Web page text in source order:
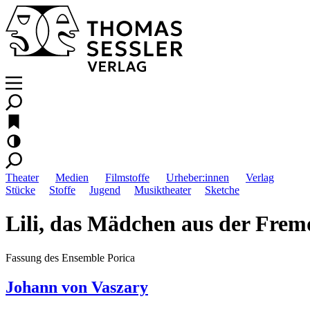
Theater Medien Filmstoffe Urheber:innen
Verlag
Stücke
Stoffe Jugend Musiktheater Sketche
Lili, das Mädchen aus der
Fassung des Ensemble Porica
Johann von Vaszary